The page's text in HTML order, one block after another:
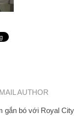
AUTHOR
gắn bó với Royal City